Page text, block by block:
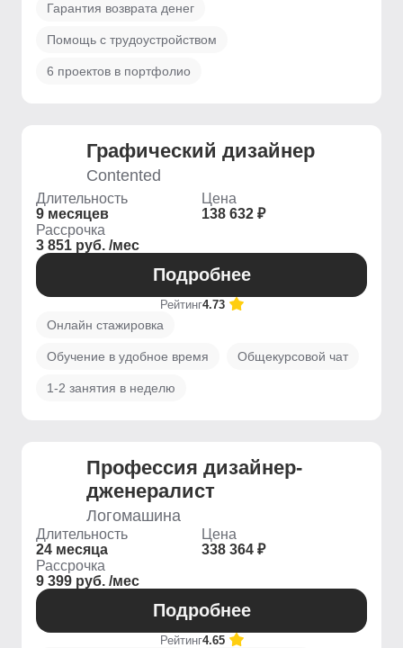
Гарантия возврата денег
Помощь с трудоустройством
6 проектов в портфолио
Графический дизайнер
Contented
Длительность
9 месяцев
Цена
138 632 ₽
Рассрочка
3 851 руб. /мес
Подробнее
Рейтинг4.73
Онлайн стажировка
Обучение в удобное время Общекурсовой чат
1-2 занятия в неделю
Профессия дизайнер-
дженералист
Логомашина
Длительность
24 месяца
Цена
338 364 ₽
Рассрочка
9 399 руб. /мес
Подробнее
Рейтинг4.65